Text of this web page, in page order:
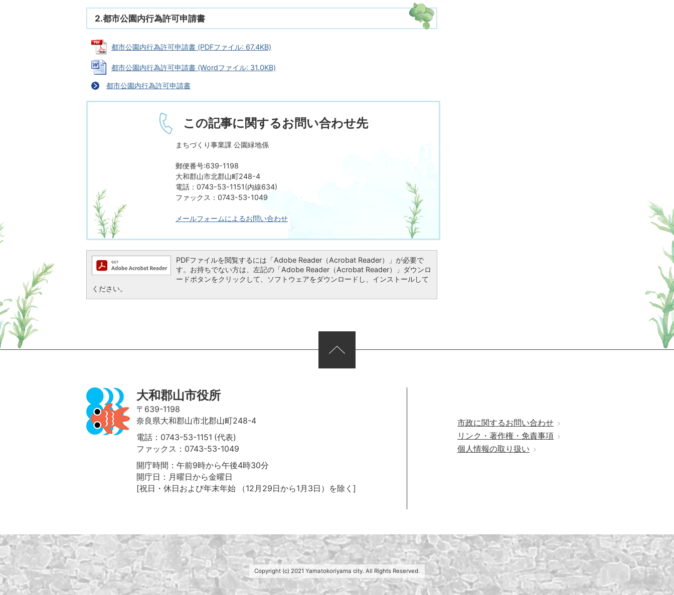
2.都市公園内行為許可申請書
都市公園内行為許可申請書 (PDFファイル: 67.4KB)
都市公園内行為許可申請書 (Wordファイル: 31.0KB)
都市公園内行為許可申請書
この記事に関するお問い合わせ先
まちづくり事業課 公園緑地係
郵便番号:639-1198
大和郡山市北郡山町248-4
電話：0743-53-1151(内線634)
ファックス：0743-53-1049
メールフォームによるお問い合わせ
PDFファイルを閲覧するには「Adobe Reader（Acrobat Reader）」が必要で
す。お持ちでない方は、左記の「Adobe Reader（Acrobat Reader）」ダウンロ
ードボタンをクリックして、ソフトウェアをダウンロードし、インストールして
ください。
大和郡山市役所
〒639-1198
奈良県大和郡山市北郡山町248-4
電話：0743-53-1151 (代表)
ファックス：0743-53-1049
開庁時間：午前9時から午後4時30分
開庁日：月曜日から金曜日
[祝日・休日および年末年始
（12月29日から1月3日）を除く]
市政に関するお問い合わせ
リンク・著作権・免責事項
個人情報の取り扱い
Copyright (c) 2021 Yamatokoriyama city. All Rights Reserved.